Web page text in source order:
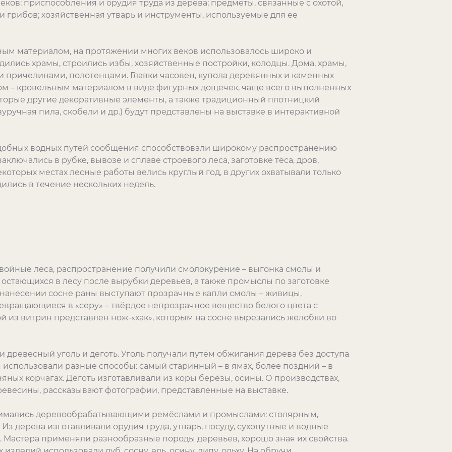
приспособления и орудия труда из дерева; предметы, связанные с охотой,
грибов; хозяйственная утварь и инструменты, используемые для ее
материалом, на протяжении многих веков использовалось широко и
храмы, строились избы, хозяйственные постройки, колодцы. Дома, храмы,
полотенцами. Главки часовен, купола деревянных и каменных
– кровельным материалом в виде фигурных дощечек, чаще всего выполненных
другие декоративные элементы, а также традиционный плотницкий
пила, скобели и др.) будут представлены на выставке в интерактивной
водных путей сообщения способствовали широкому распространению
в рубке, вывозе и сплаве строевого леса, заготовке тёса, дров,
местах лесные работы велись круглый год, в других охватывали только
в течение нескольких недель.
леса, распространение получили смолокурение – выгонка смолы и
в лесу после вырубки деревьев, а также промыслы по заготовке
сосне раны выступают прозрачные капли смолы – живицы,
в «серу» – твёрдое непрозрачное вещество белого цвета с
из витрин представлен нож-«хак», которым на сосне вырезались желобки во
древесный уголь и деготь. Уголь получали путём обжигания дерева без доступа
использовали разные способы: самый старинный – в ямах, более поздний – в
корчагах. Дёготь изготавливали из коры берёзы, осины. О производствах,
рассказывают фотографии, представленные на выставке.
деревообрабатывающими ремёслами и промыслами: столярным,
дерева изготавливали орудия труда, утварь, посуду, сухопутные и водные
применяли разнообразные породы деревьев, хорошо зная их свойства.